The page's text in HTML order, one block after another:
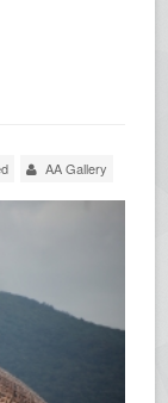
AA Gallery